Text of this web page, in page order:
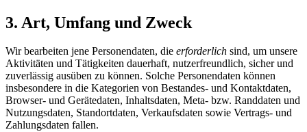
3. Art, Umfang und Zweck
Wir bearbeiten jene Personendaten, die erforderlich sind, um unsere
Aktivitäten und Tätigkeiten dauerhaft, nutzerfreundlich, sicher und
zuverlässig ausüben zu können. Solche Personendaten können
insbesondere in die Kategorien von Bestandes- und Kontaktdaten,
Browser- und Gerätedaten, Inhaltsdaten, Meta- bzw. Randdaten und
Nutzungsdaten, Standortdaten, Verkaufsdaten sowie Vertrags- und
Zahlungsdaten fallen.